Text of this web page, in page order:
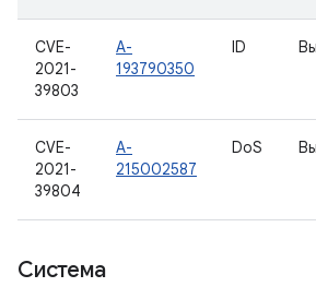
CVE-
2021-
39803
A-
193790350
ID
CVE-
2021-
39804
A-
215002587
DoS
Система